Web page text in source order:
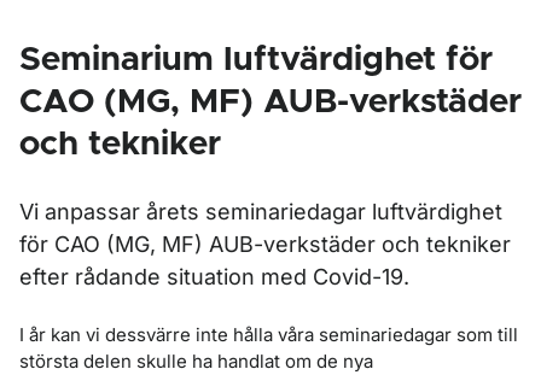
Seminarium luftvärdighet för
CAO (MG, MF) AUB-verkstäder
och tekniker
Vi anpassar årets seminariedagar luftvärdighet
för CAO (MG, MF) AUB-verkstäder och tekniker
efter rådande situation med Covid-19.
I år kan vi dessvärre inte hålla våra seminariedagar som till
största delen skulle ha handlat om de nya